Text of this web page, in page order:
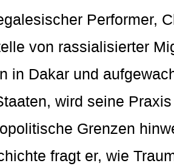
Performer,
von rassialisierter
in Dakar und
wird seine
Grenzen
fragt er, wie